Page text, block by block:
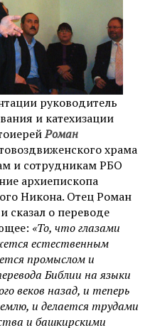
руководитель
и катехизации
Роман
храма
и сотрудникам РБО
архиепископа
Никона. Отец Роман
сказал о переводе
«То, что глазами
естественным
промыслом и
Библии на языки
веков назад, и теперь
и делается трудами
и башкирскими